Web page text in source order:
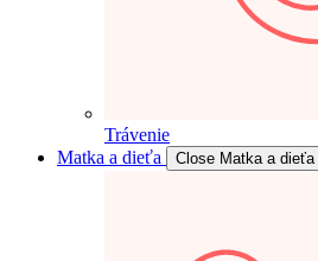
Trávenie
Matka a dieťa
Close Matka a dieťa